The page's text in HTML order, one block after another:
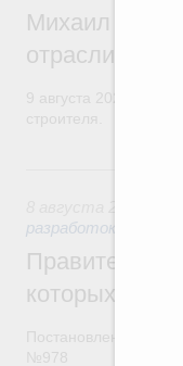
Михаил
отрасли с
9 августа 2026
разработок
которых
Постановление от 5